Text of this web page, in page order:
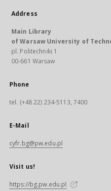
Address
Main Library
of Warsaw University of
pl. Politechniki 1
00-661 Warsaw
Phone
tel. (+48 22) 234-5113, 7400
E-Mail
cyfr.bg@pw.edu.pl
Visit us!
https://bg.pw.edu.pl